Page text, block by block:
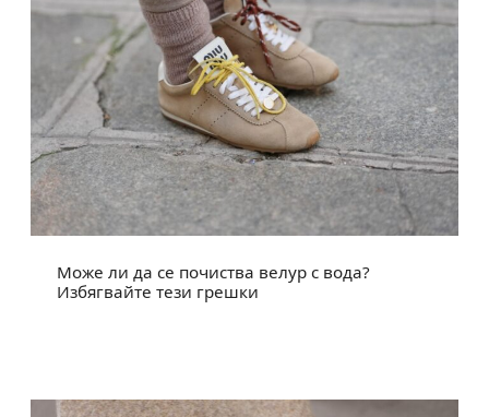
Може ли да се почиства велур с вода?
Избягвайте тези грешки